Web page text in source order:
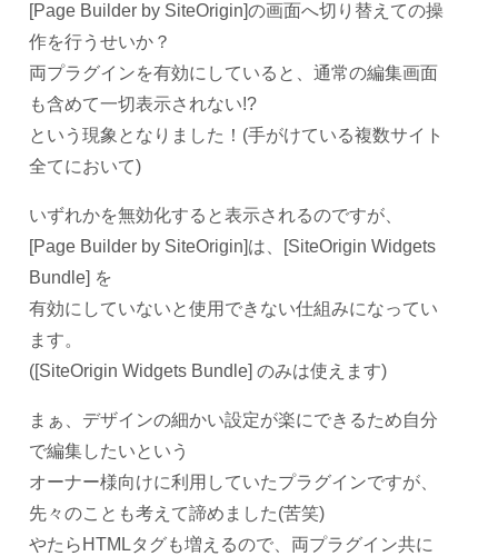
[Page Builder by SiteOrigin]の画面へ切り替えての操
作を行うせいか？
両プラグインを有効にしていると、通常の編集画面
も含めて一切表示されない!?
という現象となりました！(手がけている複数サイト
全てにおいて)
いずれかを無効化すると表示されるのですが、
[Page Builder by SiteOrigin]は、[SiteOrigin Widgets
Bundle] を
有効にしていないと使用できない仕組みになってい
ます。
([SiteOrigin Widgets Bundle] のみは使えます)
まぁ、デザインの細かい設定が楽にできるため自分
で編集したいという
オーナー様向けに利用していたプラグインですが、
先々のことも考えて諦めました(苦笑)
やたらHTMLタグも増えるので、両プラグイン共に